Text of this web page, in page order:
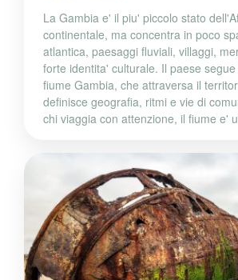
La Gambia e' il piu' piccolo stato
continentale, ma concentra in poco
atlantica, paesaggi fluviali, villaggi,
forte identita' culturale. Il paese
fiume Gambia, che attraversa il
definisce geografia, ritmi e vie di
chi viaggia con attenzione, il fiume e'